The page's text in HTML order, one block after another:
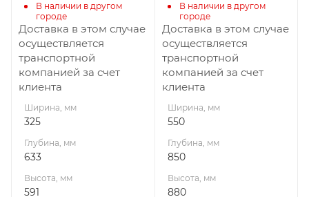
Диаметр дымохода,
мм
115
Длина дров, мм
430
60
591x325x633
12
В наличии в другом
городе
Доставка в этом случае
осуществляется
транспортной
компанией за счет
клиента
Ширина, мм
325
Глубина, мм
633
Высота, мм
591
Диаметр дымохода,
мм
115
Длина дров, мм
500
200
880x550x850
12
В наличии в другом
городе
Доставка в этом случае
осуществляется
транспортной
компанией за счет
клиента
Ширина, мм
550
Глубина, мм
850
Высота, мм
880